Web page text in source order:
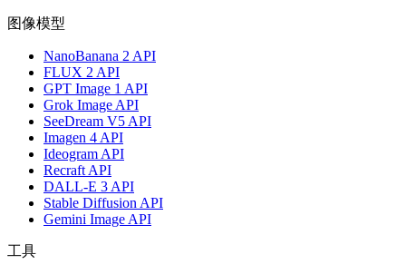
图像模型
NanoBanana 2 API
FLUX 2 API
GPT Image 1 API
Grok Image API
SeeDream V5 API
Imagen 4 API
Ideogram API
Recraft API
DALL-E 3 API
Stable Diffusion API
Gemini Image API
工具